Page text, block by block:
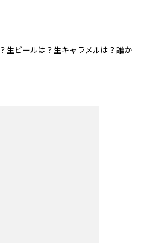
生ビールは？生キャラメルは？誰か